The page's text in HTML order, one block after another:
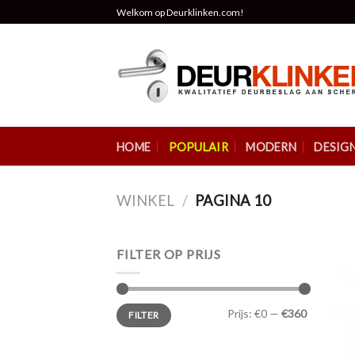
to
Welkom op Deurklinken.com!
HOME POPULAIR MODERN
WINKEL / PAGINA 10
FILTER OP PRIJS
FILTER Prijs: €0 — €360